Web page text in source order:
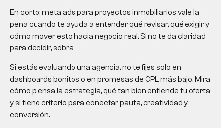
En corto: meta ads para proyectos inmobiliarios vale la
pena cuando te ayuda a entender qué revisar, qué exigir y
cómo mover esto hacia negocio real. Si no te da claridad
para decidir, sobra.
Si estás evaluando una agencia, no te fijes solo en
dashboards bonitos o en promesas de CPL más bajo. Mira
cómo piensa la estrategia, qué tan bien entiende tu oferta
y si tiene criterio para conectar pauta, creatividad y
conversión.